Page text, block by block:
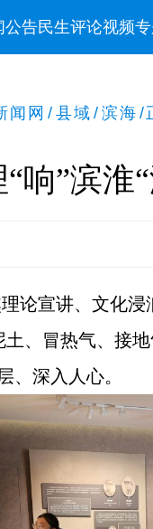
公告民生评论视频
闻网 / 县域 / 滨海 /
响”滨淮
论宣讲、文化浸
土、冒热气、接
、深入人心。